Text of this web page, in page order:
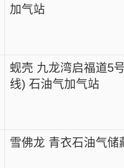
加气站
蚬壳 九龙湾启福道5
线) 石油气加气站
雪佛龙 青衣石油气储